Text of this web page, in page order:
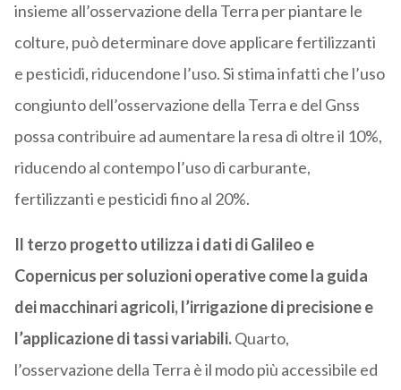
insieme all’osservazione della Terra per piantare le
colture, può determinare dove applicare fertilizzanti
e pesticidi, riducendone l’uso. Si stima infatti che l’uso
congiunto dell’osservazione della Terra e del Gnss
possa contribuire ad aumentare la resa di oltre il 10%,
riducendo al contempo l’uso di carburante,
fertilizzanti e pesticidi fino al 20%.
Il terzo progetto utilizza i dati di Galileo e
Copernicus per soluzioni operative come la guida
dei macchinari agricoli, l’irrigazione di precisione e
l’applicazione di tassi variabili.Quarto,
l’osservazione della Terra è il modo più accessibile ed